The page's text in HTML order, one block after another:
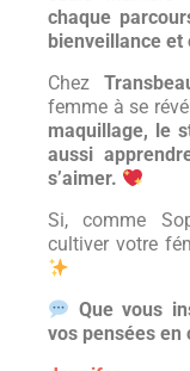
chaque
bienveillance et
Chez
femme à se
maquillage, le
aussi
s’aimer.
Si, comme
cultiver votre
Que vous
vos pensées en